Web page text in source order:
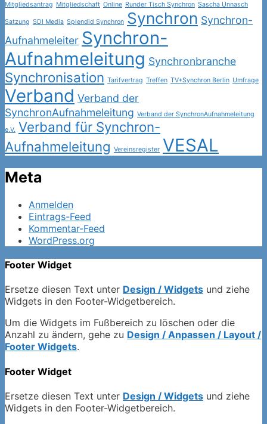
Mitgliedsantrag Mitgliedschaft Online Runder Tisch Synchron Sascha Unnasch
Satzung SDI Media Splendid Synchron Synchron Synchron-
Aufnahmeleiter Synchron-
Aufnahmeleitung Synchronbranche
Synchronisation Tarifvertrag Treffen TV+Synchron Berlin Umfrage
Verband Verband der
SynchronAufnahmeleitung Verband der SynchronAufnahmeleitung
e.V. Verband für Synchron-
Aufnahmeleitung Vereinsregister VESAL
Meta
Anmelden
Eintrags-Feed
Kommentar-Feed
WordPress.org
Footer Widget
Ersetze diesen Text unter Design / Widgets und ziehe
Widgets in den Footer-Widgetbereich.
Um die Widgets im Fußbereich zu löschen oder die
Anzahl zu ändern, gehe zu Design / Anpassen / Layout /
Footer Widgets.
Footer Widget
Ersetze diesen Text unter Design / Widgets und ziehe
Widgets in den Footer-Widgetbereich.